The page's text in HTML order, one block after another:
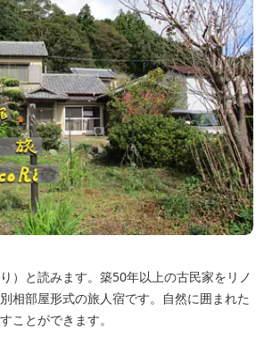
）と読みます。築50年以上の古民家をリノ
相部屋形式の旅人宿です。自然に囲まれた
ことができます。